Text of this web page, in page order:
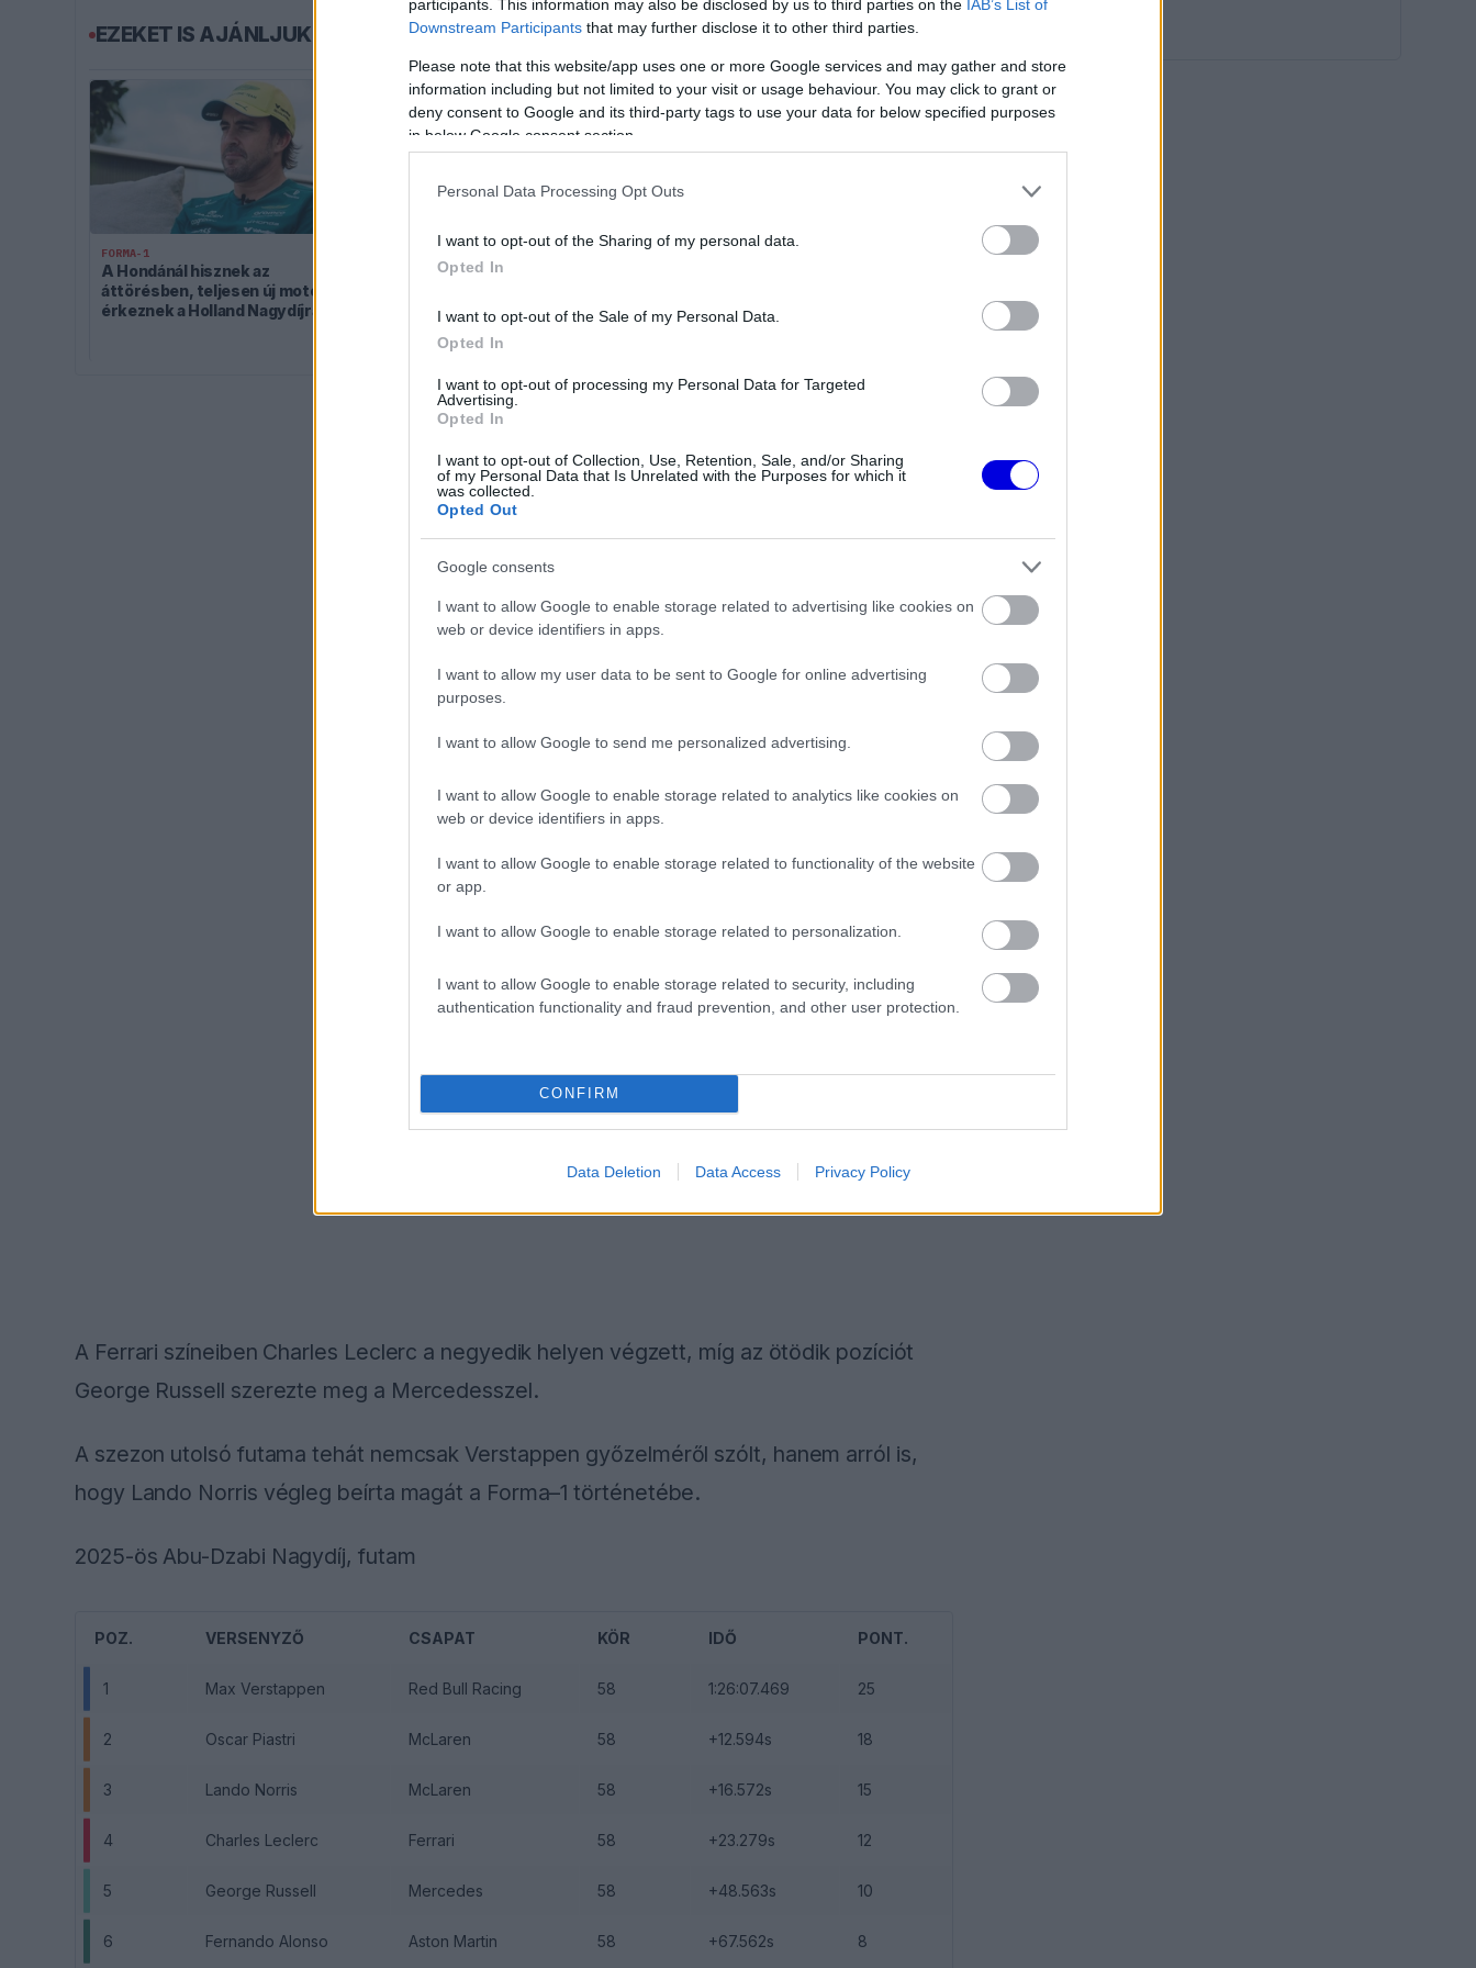
participants. This information may also be disclosed by us to third parties on the IAB’s List of
Downstream Participants that may further disclose it to other third parties.
Please note that this website/app uses one or more Google services and may gather and store
information including but not limited to your visit or usage behaviour. You may click to grant or
deny consent to Google and its third-party tags to use your data for below specified purposes
in below Google consent section.
Personal Data Processing Opt Outs
I want to opt-out of the Sharing of my personal data.
Opted In
I want to opt-out of the Sale of my Personal Data.
Opted In
I want to opt-out of processing my Personal Data for Targeted
Advertising.
Opted In
I want to opt-out of Collection, Use, Retention, Sale, and/or Sharing
of my Personal Data that Is Unrelated with the Purposes for which it
was collected.
Opted Out
Google consents
I want to allow Google to enable storage related to advertising like cookies on
web or device identifiers in apps.
I want to allow my user data to be sent to Google for online advertising
purposes.
I want to allow Google to send me personalized advertising.
I want to allow Google to enable storage related to analytics like cookies on
web or device identifiers in apps.
I want to allow Google to enable storage related to functionality of the website
or app.
I want to allow Google to enable storage related to personalization.
I want to allow Google to enable storage related to security, including
authentication functionality and fraud prevention, and other user protection.
CONFIRM
Data Deletion Data Access Privacy Policy
EZEKET IS AJÁNLJUK
FORMA-1
A Hondánál hisznek az
áttörésben, teljesen új motorral
érkeznek a Holland Nagydíjra az
Kellemetlen meglepetés érte a
pilótát
tett a gyermekkori
A Ferrari színeiben Charles Leclerc a negyedik helyen végzett, míg az ötödik pozíciót
George Russell szerezte meg a Mercedesszel.
A szezon utolsó futama tehát nemcsak Verstappen győzelméről szólt, hanem arról is,
hogy Lando Norris végleg beírta magát a Forma–1 történetébe.
2025-ös Abu-Dzabi Nagydíj, futam
POZ. VERSENYZŐ CSAPAT KÖR IDŐ PONT.
1 Max Verstappen Red Bull Racing 58 1:26:07.469 25
2 Oscar Piastri McLaren 58 +12.594s 18
3 Lando Norris McLaren 58 +16.572s 15
4 Charles Leclerc Ferrari 58 +23.279s 12
5 George Russell Mercedes 58 +48.563s 10
6 Fernando Alonso Aston Martin 58 +67.562s 8